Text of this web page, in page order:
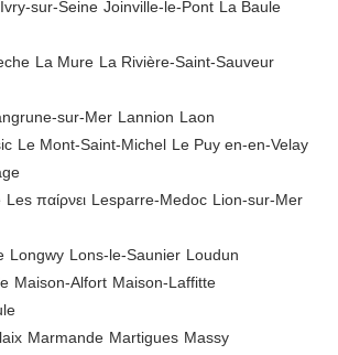
Ivry-sur-Seine Joinville-le-Pont La Baule
La Mure La Rivière-Saint-Sauveur
sur-Mer Lannion Laon
Le Mont-Saint-Michel Le Puy en-en-Velay
Les παίρνει Lesparre-Medoc Lion-sur-Mer
Longwy Lons-le-Saunier Loudun
Maison-Alfort Maison-Laffitte
Marmande Martigues Massy